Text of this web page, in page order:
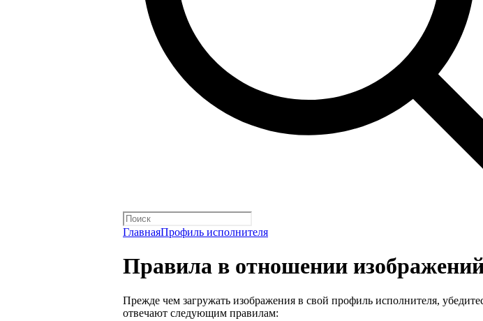
ГлавнаяПрофиль исполнителя
Правила в отношении
Прежде чем загружать изображения в свой профиль исполнителя,
отвечают следующим правилам: